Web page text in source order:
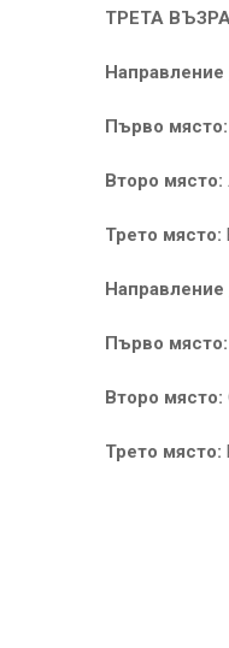
ТРЕТА
Направление
Първо място:
Второ място:
Трето място:
Направление
Първо място:
Второ място:
Трето място: